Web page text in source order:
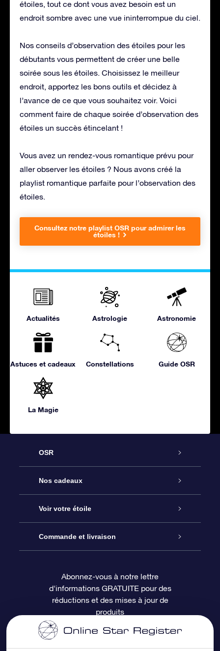
étoiles, tout ce dont vous avez besoin est un
endroit sombre avec une vue ininterrompue du ciel.
Nos conseils d’observation des étoiles pour les
débutants vous permettent de créer une belle
soirée sous les étoiles. Choisissez le meilleur
endroit, apportez les bons outils et décidez à
l’avance de ce que vous souhaitez voir. Voici
comment faire de chaque soirée d’observation des
étoiles un succès étincelant !
Vous avez un rendez-vous romantique prévu pour
aller observer les étoiles ? Nous avons créé la
playlist romantique parfaite pour l’observation des
étoiles.
Consultez notre playlist OSR pour admirer les
étoiles !
Actualités Astrologie Astronomie
Astuces et cadeaux Constellations Guide OSR
La Magie
OSR
Service
À propos de l’OSR
Nous contacter
Questions fréquemment posées
Revues
Nos cadeaux
Cadeau d’étoile en ligne
Coffret cadeau OSR
Carte cadeau OSR
Voir votre étoile
Registre des étoiles
Page d’accueil personnalisée
Commande et livraison
Informations de paiement
Informations d’expédition
Politique de retour
Abonnez-vous à notre lettre
d'informations GRATUITE pour des
réductions et des mises à jour de
produits